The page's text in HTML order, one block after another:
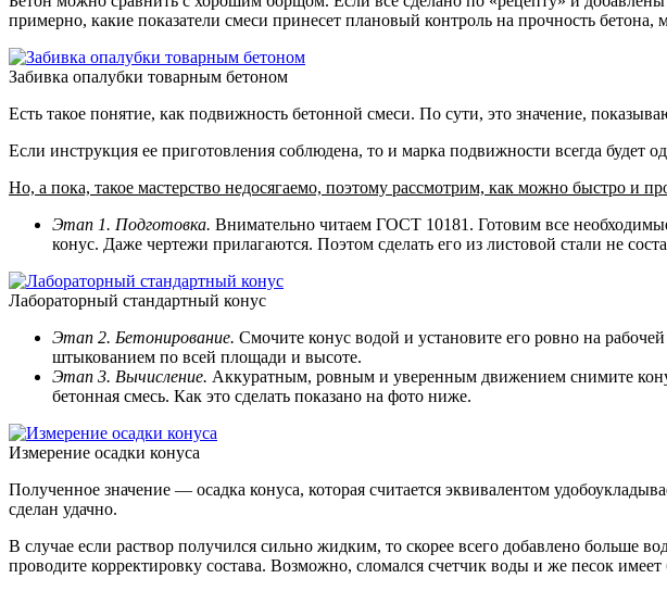
примерно, какие показатели смеси принесет плановый контроль на прочность бетона,
Забивка опалубки товарным бетоном
Есть такое понятие, как подвижность бетонной смеси. По сути, это значение,
Если инструкция ее приготовления соблюдена, то и марка подвижности всегда будет
Но, а пока, такое мастерство недосягаемо, поэтому рассмотрим, как можно быстро и
Этап 1. Подготовка. Внимательно читаем ГОСТ 10181. Готовим все
конус. Даже чертежи прилагаются. Поэтом сделать его из листовой стали не
Лабораторный стандартный конус
Этап 2. Бетонирование. Смочите конус водой и установите его ровно на
штыкованием по всей площади и высоте.
Этап 3. Вычисление. Аккуратным, ровным и уверенным движением снимите
бетонная смесь. Как это сделать показано на фото ниже.
Измерение осадки конуса
Полученное значение — осадка конуса, которая считается эквивалентом
сделан удачно.
В случае если раствор получился сильно жидким, то скорее всего добавлено больше
проводите корректировку состава. Возможно, сломался счетчик воды и же песок